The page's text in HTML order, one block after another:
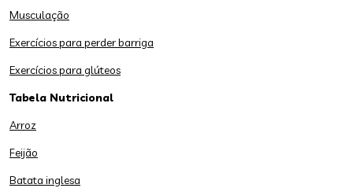
Musculação
Exercícios para perder barriga
Exercícios para glúteos
Tabela Nutricional
Arroz
Feijão
Batata inglesa